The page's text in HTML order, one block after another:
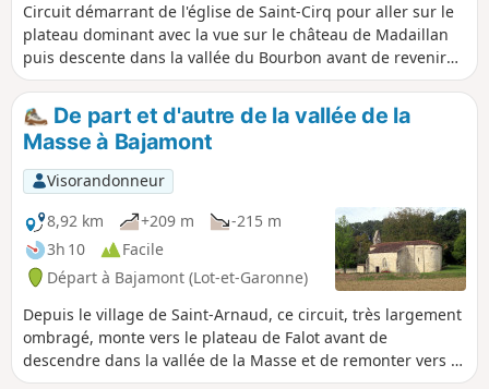
Circuit démarrant de l'église de Saint-Cirq pour aller sur le
plateau dominant avec la vue sur le château de Madaillan
puis descente dans la vallée du Bourbon avant de revenir
sur les hauteurs.
De part et d'autre de la vallée de la
Masse à Bajamont
Visorandonneur
8,92 km
+209 m
-215 m
3h 10
Facile
Départ à Bajamont (Lot-et-Garonne)
Depuis le village de Saint-Arnaud, ce circuit, très largement
ombragé, monte vers le plateau de Falot avant de
descendre dans la vallée de la Masse et de remonter vers le
plateau de Lestaque.